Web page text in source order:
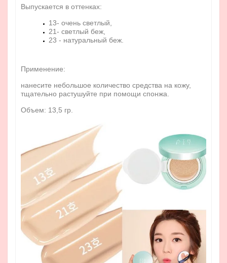
Выпускается в оттенках:
13- очень светлый,
21- светлый беж,
23 - натуральный беж.
Применение:
нанесите небольшое количество средства на кожу,
тщательно растушуйте при помощи спонжа.
Объем: 13,5 гр.